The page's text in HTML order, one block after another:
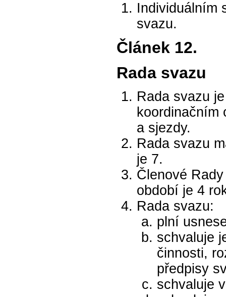
Individuálním
svazu.
Článek 12.
Rada svazu
Rada svazu
koordinačním
a sjezdy.
Rada svazu
je 7.
Členové
období je 4
Rada svazu:
plní
schvaluje
činnosti,
předpisy
schvaluje